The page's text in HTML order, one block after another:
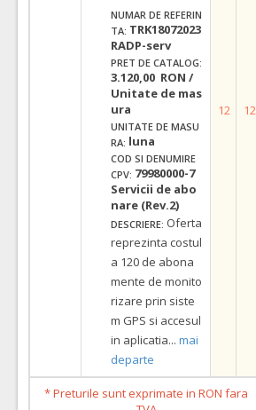
NUMAR DE REFERIN
TA: TRK18072023
RADP-serv
PRET DE CATALOG:
3.120,00 RON /
Unitate de mas
ura
UNITATE DE MASU
RA: luna
COD SI DENUMIRE
CPV: 79980000-7
Servicii de abo
nare (Rev.2)
DESCRIERE: Oferta
reprezinta costul
a 120 de abona
mente de monito
rizare prin siste
m GPS si accesul
in aplicatia... mai
departe
12 12
* Preturile sunt exprimate in RON fara